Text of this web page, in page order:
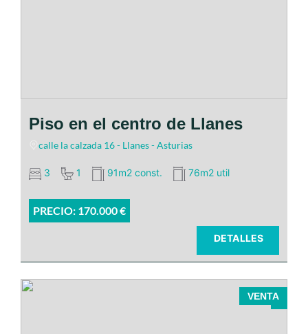
salida directa a la
terraza de 29 m2
El piso cuenta con unas buenas
vistas
Piso en el centro de Llanes
calle la calzada 16 - Llanes - Asturias
3 1 91m2 const. 76m2 util
PRECIO: 170.000 €
DETALLES
VENTA